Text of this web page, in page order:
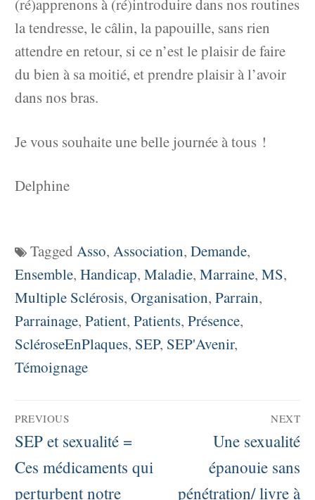
(ré)apprenons à (ré)introduire dans nos routines
la tendresse, le câlin, la papouille, sans rien
attendre en retour, si ce n’est le plaisir de faire
du bien à sa moitié, et prendre plaisir à l’avoir
dans nos bras.
Je vous souhaite une belle journée à tous !
Delphine
Tagged Asso, Association, Demande,
Ensemble, Handicap, Maladie, Marraine, MS,
Multiple Sclérosis, Organisation, Parrain,
Parrainage, Patient, Patients, Présence,
ScléroseEnPlaques, SEP, SEP'Avenir,
Témoignage
Navigation
de
l’article
PREVIOUS
Previous
post:
SEP et sexualité =
Ces médicaments qui
perturbent notre
NEXT
Next
post:
Une sexualité
épanouie sans
pénétration/ livre à